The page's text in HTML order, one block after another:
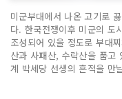
미군부대에서 나온 고기로
다. 한국전쟁이후 미군의 도
조성되어 있을 정도로 부대
산과 사패산, 수락산을 품고
계 박세당 선생의 흔적을 만